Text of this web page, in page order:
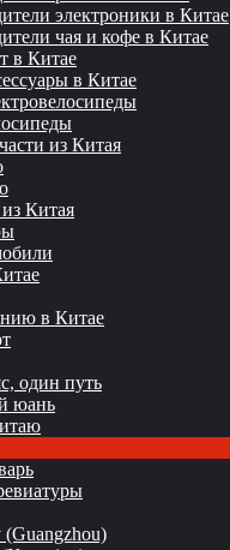
электроники в Китае
чая и кофе в Китае
в Китае
в Китае
из Китая
Китая
в Китае
один путь
юань